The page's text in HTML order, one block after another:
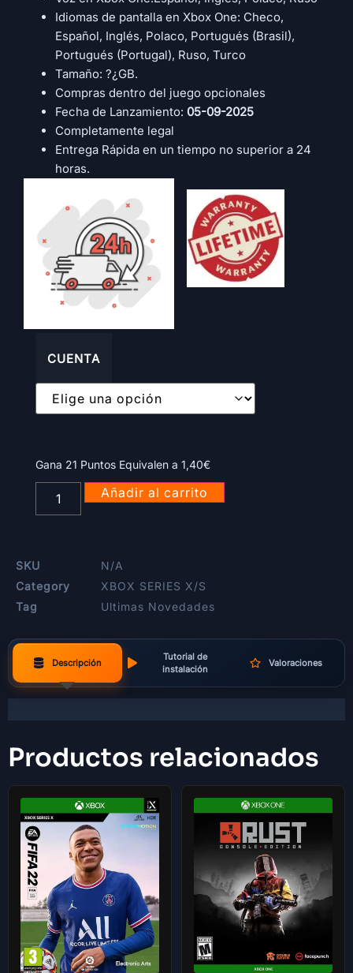
Idiomas de pantalla en Xbox One: Checo,
Español, Inglés, Polaco, Portugués (Brasil),
Portugués (Portugal), Ruso, Turco
Tamaño: ?¿GB.
Compras dentro del juego opcionales
Fecha de Lanzamiento: 05-09-2025
Completamente legal
Entrega Rápida en un tiempo no superior a 24
horas.
CUENTA
Gana 21 Puntos Equivalen a 1,40€
Añadir al carrito
SKU
N/A
Category
XBOX SERIES X/S
Tag
Ultimas Novedades
Descripción
Tutorial de
instalación
Valoraciones
Productos relacionados